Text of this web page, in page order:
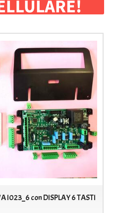
I023_6 con DISPLAY 6 TASTI